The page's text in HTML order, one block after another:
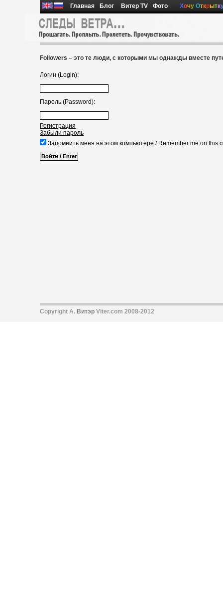
Главная Блог Витер TV Фото Хочу Открытк
Followers – это те люди, с которыми мы однажды вместе
Логин (Login):
Пароль (Password):
Регистрация
Забыли пароль
Запомнить меня на этом компьютере / Remember me on this
Copyright А. Витэр Viter.com 2008-2012